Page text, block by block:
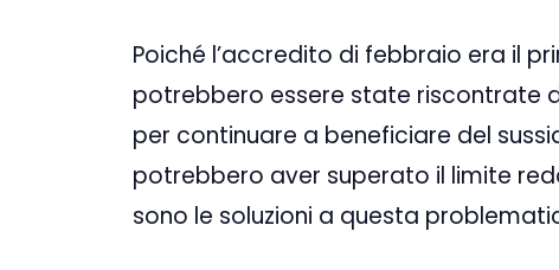
Poiché l’accredito di febbraio era il
potrebbero essere state riscontrate
per continuare a beneficiare del
potrebbero aver superato il limite
sono le soluzioni a questa